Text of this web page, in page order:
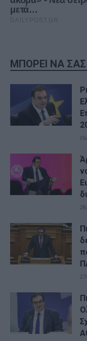
ΜΠΟΡΕΙ ΝΑ ΣΑΣ